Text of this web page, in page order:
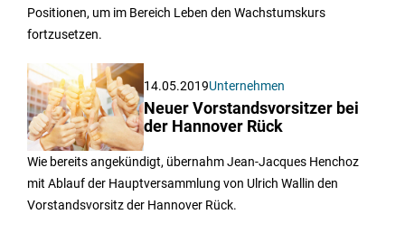
Positionen, um im Bereich Leben den Wachstumskurs
fortzusetzen.
14.05.2019Unternehmen
Neuer Vorstandsvorsitzer bei
der Hannover Rück
Wie bereits angekündigt, übernahm Jean-Jacques Henchoz
mit Ablauf der Hauptversammlung von Ulrich Wallin den
Vorstandsvorsitz der Hannover Rück.